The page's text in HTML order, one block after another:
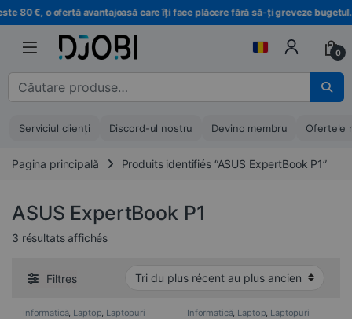
Treci la navigare
Treci la conținut
80 €, o ofertă avantajoasă care îți face plăcere fără să-ți greveze bugetul.
0
Căutare pentru :
Serviciul clienți Discord-ul nostru Devino membru Ofertele
Pagina principală Produits identifiés “ASUS ExpertBook P1”
ASUS ExpertBook P1
3 résultats affichésTrié du plus récent au plus ancien
Filtres
Informatică, Laptop, Laptopuri Informatică, Laptop, Laptopuri